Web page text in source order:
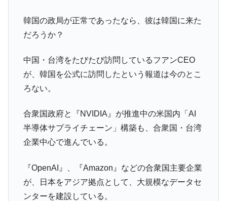
Fact1 セレクトセールの高額取引馬が稼いだ金額とは？
韓国の政局が正常であったなら、彼は韓国に来た
だろうか？
中国・台湾をたびたび訪問しているフアンCEO
が、韓国を公式に訪問したという報道は今のとこ
ろない。
合衆国政府と『NVIDIA』が推進中の米国内「AI
半導体サプライチェーン」構築も、合衆国・台湾
企業中心で進んでいる。
『OpenAI』、『Amazon』などの合衆国主要企業
が、日本をアジア拠点として、大規模なデータセ
ンターを建設している。